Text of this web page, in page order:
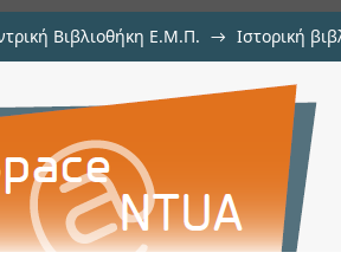
Βιβλιοθήκη Ε.Μ.Π. → Ιστορική
χημεία,